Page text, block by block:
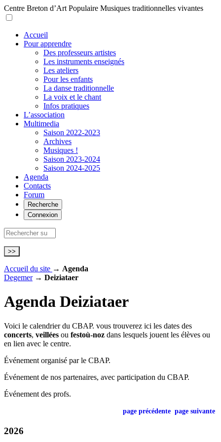
Centre Breton d’Art Populaire Musiques traditionnelles vivantes
Accueil
Pour apprendre
Des professeurs artistes
Les instruments enseignés
Les ateliers
Pour les enfants
La danse traditionnelle
La voix et le chant
Infos pratiques
L’association
Multimedia
Saison 2022-2023
Archives
Musiques !
Saison 2023-2024
Saison 2024-2025
Agenda
Contacts
Forum
Recherche
Connexion
Accueil du site → Agenda
Degemer→ Deiziataer
Agenda Deiziataer
Voici le calendrier du CBAP. vous trouverez ici les dates des
concerts, veillées ou festoù-noz dans lesquels jouent les élèves ou
en lien avec le centre.
Événement organisé par le CBAP.
Événement de nos partenaires, avec participation du CBAP.
Événement des profs.
page précédente page suivante
2026